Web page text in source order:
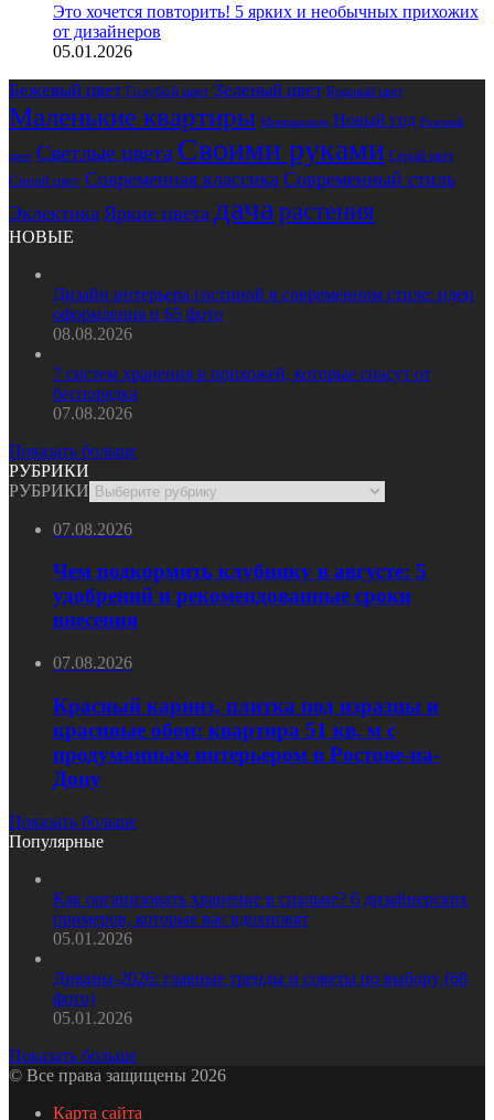
Это хочется повторить! 5 ярких и необычных прихожих
от дизайнеров
05.01.2026
Бежевый цвет Голубой цвет Зеленый цвет Красный цвет
Маленькие квартиры Минимализм Новый год Розовый
цвет Светлые цвета Своими руками Серый цвет
Синий цвет Современная классика Современный стиль
Эклектика Яркие цвета дача растения
НОВЫЕ
Дизайн интерьера гостиной в современном стиле: идеи
оформления и 65 фото
08.08.2026
7 систем хранения в прихожей, которые спасут от
беспорядка
07.08.2026
Показать больше
РУБРИКИ
РУБРИКИ
07.08.2026
Чем подкормить клубнику в августе: 5
удобрений и рекомендованные сроки
внесения
07.08.2026
Красный карниз, плитка под изразцы и
красивые обои: квартира 51 кв. м с
продуманным интерьером в Ростове-на-
Дону
Показать больше
Популярные
Как организовать хранение в спальне? 6 дизайнерских
примеров, которые вас вдохновят
05.01.2026
Диваны-2026: главные тренды и советы по выбору (68
фото)
05.01.2026
Показать больше
© Все права защищены 2026
Карта сайта